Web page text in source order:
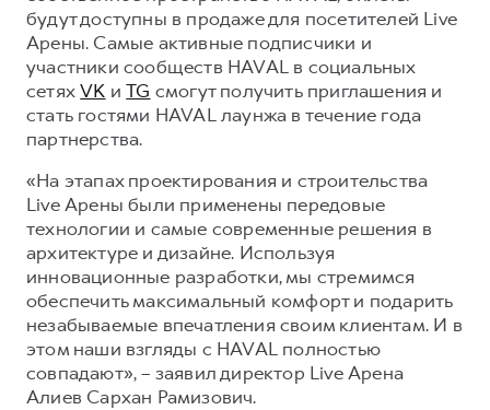
Коллекция Базовая
Коллекция Детская
будут доступны в продаже для посетителей Live
Арены. Самые активные подписчики и
участники сообществ HAVAL в социальных
сетяхVK иTG смогут получить приглашения и
стать гостями HAVAL лаунжа в течение года
партнерства.
«На этапах проектирования и строительства
Live Арены были применены передовые
технологии и самые современные решения в
архитектуре и дизайне. Используя
инновационные разработки, мы стремимся
обеспечить максимальный комфорт и подарить
незабываемые впечатления своим клиентам. И в
этом наши взгляды с HAVAL полностью
совпадают», – заявил директор Live Арена
Алиев Сархан Рамизович.